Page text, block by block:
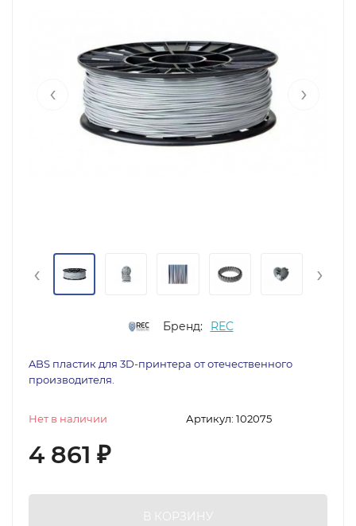
‹ ›
‹ ›
Бренд: REC
ABS пластик для 3D-принтера от отечественного
производителя.
Артикул: 102075
Нет в наличии
4 861 ₽
В КОРЗИНУ